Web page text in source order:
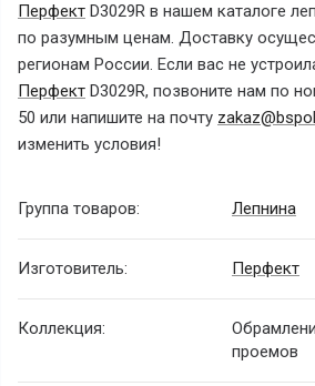
Перфект D3029R в нашем каталоге
по разумным ценам. Доставку
регионам России. Если вас не
Перфект D3029R, позвоните нам по
50 или напишите на почту
изменить условия!
Группа товаров: Лепнина
Изготовитель: Перфект
Коллекция:
проeмов